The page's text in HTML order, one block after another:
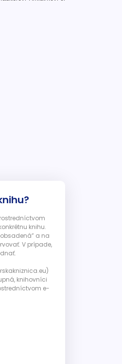
knihu.
a na
V prípade,
knihovníci
e-